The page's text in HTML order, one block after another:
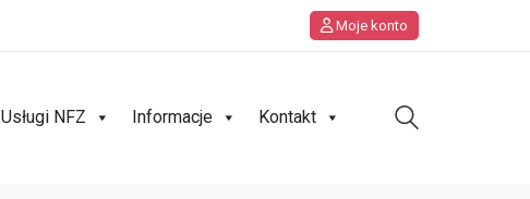
Moje konto
Usługi NFZ Informacje Kontakt